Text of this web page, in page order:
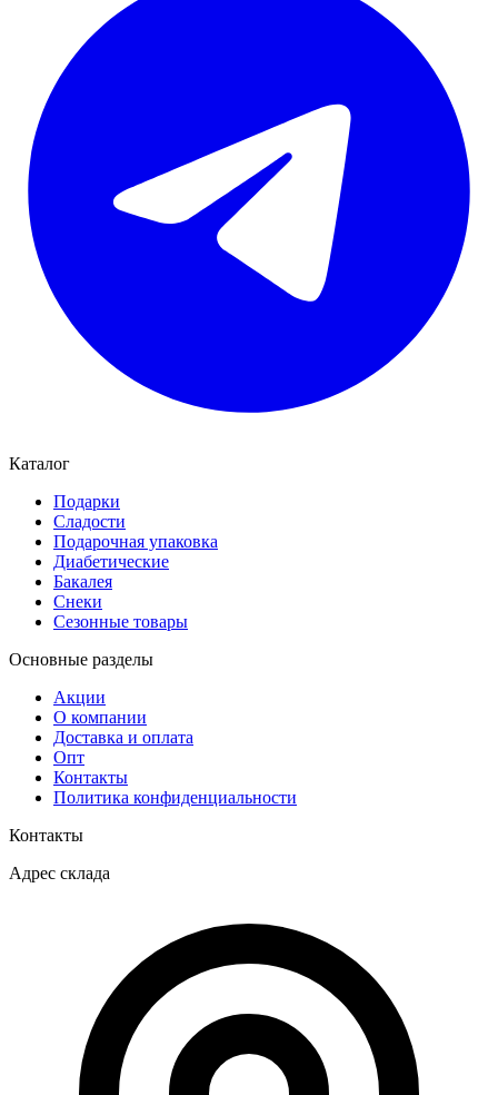
Каталог
Подарки
Сладости
Подарочная упаковка
Диабетические
Бакалея
Снеки
Сезонные товары
Основные разделы
Акции
О компании
Доставка и оплата
Опт
Контакты
Политика конфиденциальности
Контакты
Адрес склада